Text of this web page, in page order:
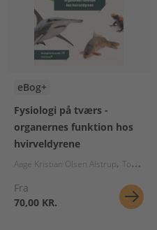
eBog+
Fysiologi på tværs -
organernes funktion hos
hvirveldyrene
Aage Kristian Olsen Alstrup Tobias Wang
Fra
70,00 KR.